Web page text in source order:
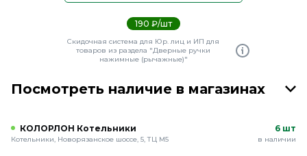
190 ₽/шт
Скидочная система для Юр. лиц и ИП для
товаров из раздела "Дверные ручки
нажимные (рычажные)"
Посмотреть наличие в магазинах
КОЛОРЛОН Котельники
Котельники, Новорязанское шоссе, 5, ТЦ М5
6 шт
в наличии